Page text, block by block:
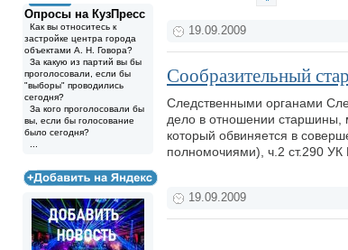
Опросы на КузПресс
Как вы относитесь к
застройке центра города
объектами А. Н. Говора?
За какую из партий вы бы
проголосовали, если бы
"выборы" проводились
сегодня?
За кого проголосовали бы
вы, если бы голосование
было сегодня?
19.09.2009
Сообразительный
Следственными органами
дело в отношении старшины,
который обвиняется в
полномочиями), ч.2 ст.290 УК
19.09.2009